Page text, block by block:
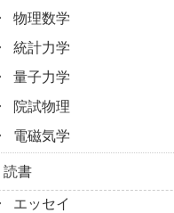
物理数学
統計力学
量子力学
院試物理
電磁気学
読書
エッセイ